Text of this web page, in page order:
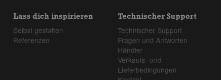
Lass dich inspirieren
Selbst gestalten
Referenzen
Technischer Support
Technischer Support
Fragen und Antworten
Händler
Verkaufs- und
Lieferbedingungen